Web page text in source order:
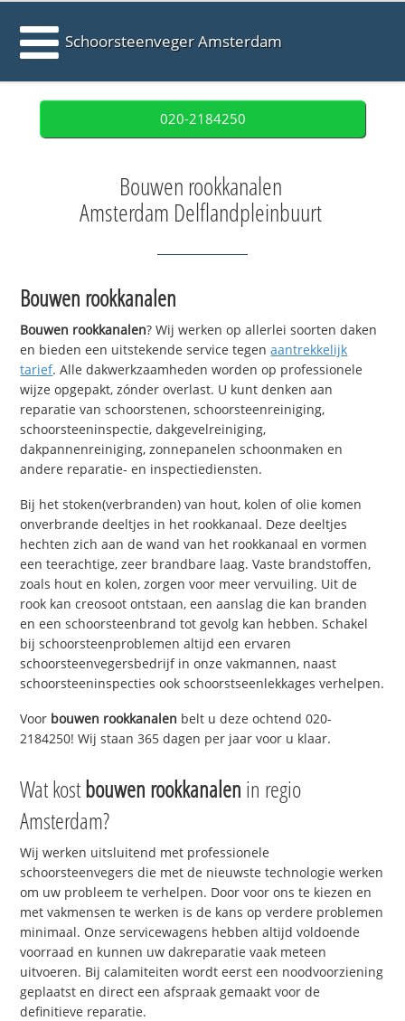
Schoorsteenveger Amsterdam
020-2184250
Bouwen rookkanalen
Amsterdam Delflandpleinbuurt
Bouwen rookkanalen
Bouwen rookkanalen? Wij werken op allerlei soorten daken
en bieden een uitstekende service tegenaantrekkelijk
tarief. Alle dakwerkzaamheden worden op professionele
wijze opgepakt, zónder overlast. U kunt denken aan
reparatie van schoorstenen, schoorsteenreiniging,
schoorsteeninspectie, dakgevelreiniging,
dakpannenreiniging, zonnepanelen schoonmaken en
andere reparatie- en inspectiediensten.
Bij het stoken(verbranden) van hout, kolen of olie komen
onverbrande deeltjes in het rookkanaal. Deze deeltjes
hechten zich aan de wand van het rookkanaal en vormen
een teerachtige, zeer brandbare laag. Vaste brandstoffen,
zoals hout en kolen, zorgen voor meer vervuiling. Uit de
rook kan creosoot ontstaan, een aanslag die kan branden
en een schoorsteenbrand tot gevolg kan hebben. Schakel
bij schoorsteenproblemen altijd een ervaren
schoorsteenvegersbedrijf in onze vakmannen, naast
schoorsteeninspecties ook schoorstseenlekkages verhelpen.
Voor bouwen rookkanalen belt u deze ochtend 020-
2184250! Wij staan 365 dagen per jaar voor u klaar.
Wat kostbouwen rookkanalen in regio
Amsterdam?
Wij werken uitsluitend met professionele
schoorsteenvegers die met de nieuwste technologie werken
om uw probleem te verhelpen. Door voor ons te kiezen en
met vakmensen te werken is de kans op verdere problemen
minimaal. Onze servicewagens hebben altijd voldoende
voorraad en kunnen uw dakreparatie vaak meteen
uitvoeren. Bij calamiteiten wordt eerst een noodvoorziening
geplaatst en direct een afspraak gemaakt voor de
definitieve reparatie.